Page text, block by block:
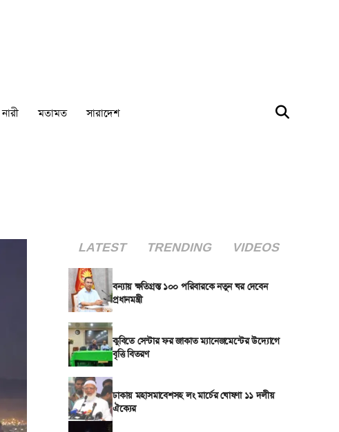
নারী মতামত সারাদেশ
LATEST TRENDING VIDEOS
বন্যায় ক্ষতিগ্রস্ত ১০০ পরিবারকে নতুন ঘর দেবেন
প্রধানমন্ত্রী
কুবিতে সেন্টার ফর জাকাত ম্যানেজমেন্টের উদ্যোগে
বৃত্তি বিতরণ
ঢাকায় মহাসমাবেশসহ লং মার্চের ঘোষণা ১১ দলীয়
ঐক্যের